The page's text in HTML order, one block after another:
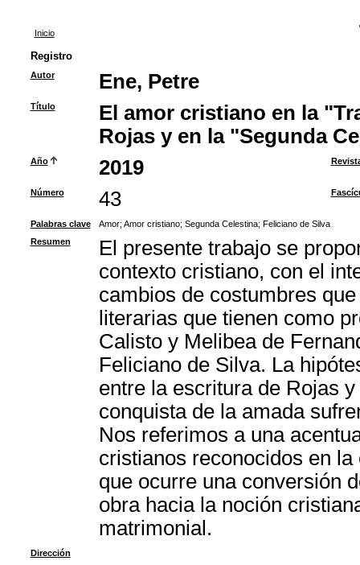
Inicio
Registro
Autor Ene, Petre
Título
El amor cristiano en la
Rojas y en la "Segunda
Año 2019
Número 43
Palabras clave Amor; Amor cristiano; Segunda Celestina; Feliciano de Silva
Resumen
El presente trabajo se
contexto cristiano, con el
cambios de costumbres
literarias que tienen como
Calisto y Melibea de
Feliciano de Silva. La
entre la escritura de Rojas
conquista de la amada
Nos referimos a una
cristianos reconocidos en
que ocurre una conversión
obra hacia la noción
matrimonial.
Dirección